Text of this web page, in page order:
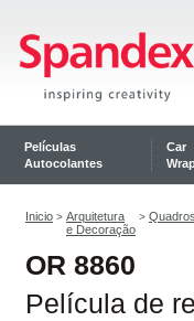
Películas
Autocolantes
Car
Inicio > Arquitetura
e Decoração
>
OR 8860
Película de